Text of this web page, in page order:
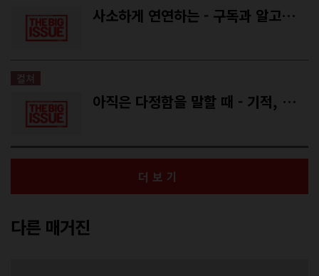
사소하게 연연하는 - 구독과 알고리듬이 지배하는 삶에서 탈출하는 법
컬쳐
아직은 다정함을 말할 때 - 기적, 부활, 되살아나는 영화의 시간
더보기
다른 매거진